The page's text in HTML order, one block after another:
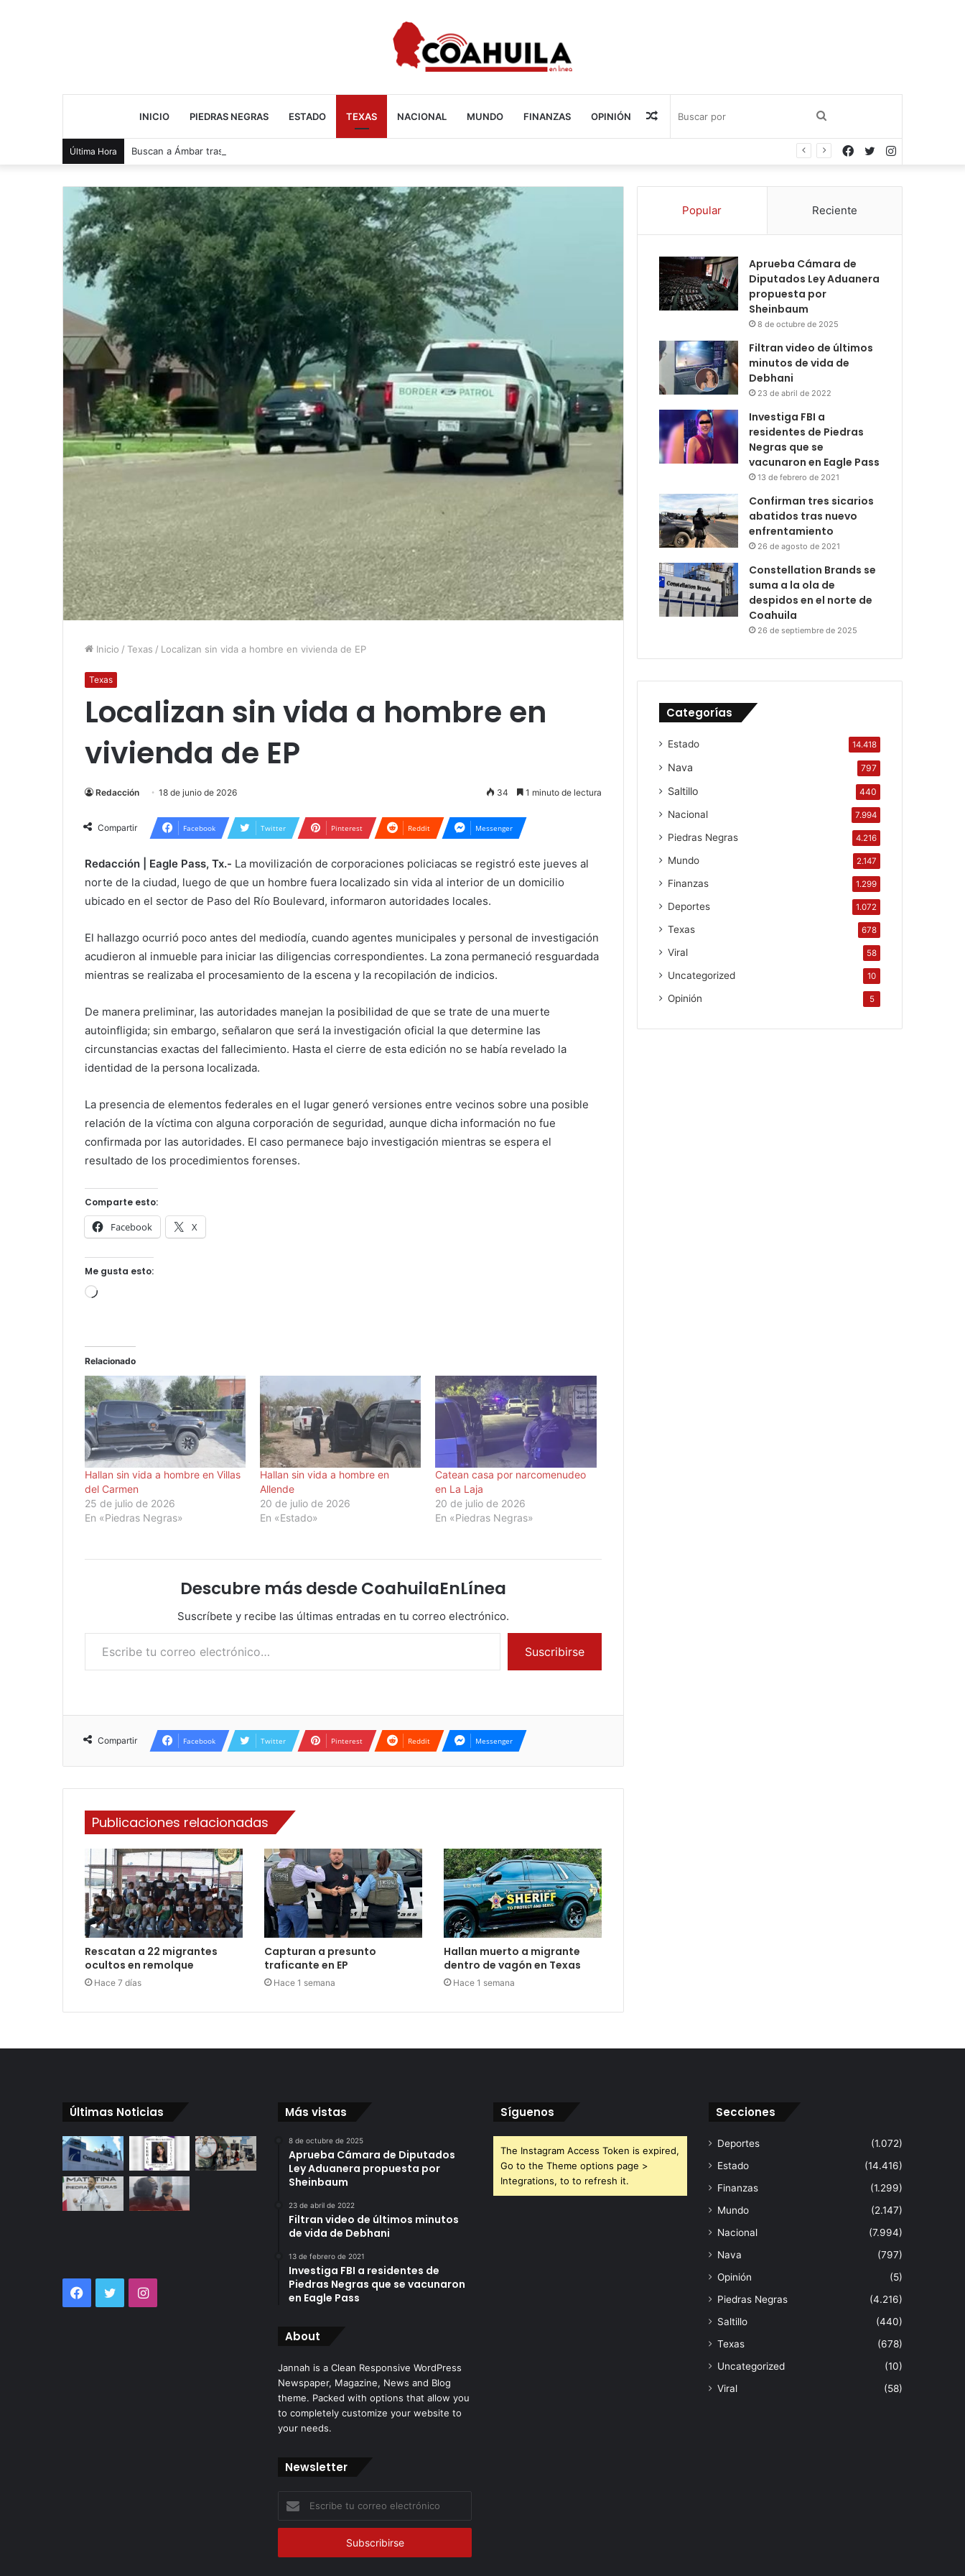
INICIO PIEDRAS NEGRAS ESTADO TEXAS NACIONAL MUNDO FINANZAS OPINIÓN
por
Publicación
Última Hora Buscan a Ámbar tras salir de casa Instagram
Twitter
Facebook
Inicio / Texas / Localizan sin vida a hombre en vivienda de EP
Texas
Localizan sin vida a hombre en
vivienda de EP
Redacción 18 de junio de 2026 34 1 minuto de lectura
Compartir Facebook Twitter Pinterest Reddit Messenger
Redacción | Eagle Pass, Tx.- La movilización de corporaciones policiacas se registró este jueves al
norte de la ciudad, luego de que un hombre fuera localizado sin vida al interior de un domicilio
ubicado en el sector de Paso del Río Boulevard, informaron autoridades locales.
El hallazgo ocurrió poco antes del mediodía, cuando agentes municipales y personal de investigación
acudieron al inmueble para iniciar las diligencias correspondientes. La zona permaneció resguardada
mientras se realizaba el procesamiento de la escena y la recopilación de indicios.
De manera preliminar, las autoridades manejan la posibilidad de que se trate de una muerte
autoinfligida; sin embargo, señalaron que será la investigación oficial la que determine las
circunstancias exactas del fallecimiento. Hasta el cierre de esta edición no se había revelado la
identidad de la persona localizada.
La presencia de elementos federales en el lugar generó versiones entre vecinos sobre una posible
relación de la víctima con alguna corporación de seguridad, aunque dicha información no fue
confirmada por las autoridades. El caso permanece bajo investigación mientras se espera el
resultado de los procedimientos forenses.
Comparte esto:
Facebook X
Me gusta esto:
Cargando...
Relacionado
Hallan sin vida a hombre en Villas
del Carmen
25 de julio de 2026
En «Piedras Negras»
Hallan sin vida a hombre en
Allende
20 de julio de 2026
En «Estado»
Catean casa por narcomenudeo
en La Laja
20 de julio de 2026
En «Piedras Negras»
Descubre más desde CoahuilaEnLínea
Suscríbete y recibe las últimas entradas en tu correo electrónico.
Escribe tu correo electrónico…
Suscribirse
Compartir Facebook Twitter Pinterest Reddit Messenger
Publicaciones relacionadas
Rescatan a 22 migrantes
ocultos en remolque
Hace 7 días
Capturan a presunto
traficante en EP
Hace 1 semana
Hallan muerto a migrante
dentro de vagón en Texas
Hace 1 semana
Popular Reciente
Aprueba Cámara de
Diputados Ley Aduanera
propuesta por
Sheinbaum
8 de octubre de 2025
Filtran video de últimos
minutos de vida de
Debhani
23 de abril de 2022
Investiga FBI a
residentes de Piedras
Negras que se
vacunaron en Eagle Pass
13 de febrero de 2021
Confirman tres sicarios
abatidos tras nuevo
enfrentamiento
26 de agosto de 2021
Constellation Brands se
suma a la ola de
despidos en el norte de
Coahuila
26 de septiembre de 2025
Categorías
Estado 14.418
Nava 797
Saltillo 440
Nacional 7.994
Piedras Negras 4.216
Mundo 2.147
Finanzas 1.299
Deportes 1.072
Texas 678
Viral 58
Uncategorized 10
Opinión 5
Últimas Noticias
Facebook
TwitterInstagram
Más vistas
8 de octubre de 2025
Aprueba Cámara de Diputados
Ley Aduanera propuesta por
Sheinbaum
23 de abril de 2022
Filtran video de últimos minutos
de vida de Debhani
13 de febrero de 2021
Investiga FBI a residentes de
Piedras Negras que se vacunaron
en Eagle Pass
About
Jannah is a Clean Responsive WordPress
Newspaper, Magazine, News and Blog
theme. Packed with options that allow you
to completely customize your website to
your needs.
Newsletter
correo
Síguenos
The Instagram Access Token is expired,
Go to the Theme options page >
Integrations, to to refresh it.
Secciones
Deportes
(1.072)
Estado
(14.416)
Finanzas
(1.299)
Mundo
(2.147)
Nacional
(7.994)
Nava
(797)
Opinión
(5)
Piedras Negras
(4.216)
Saltillo
(440)
Texas
(678)
Uncategorized
(10)
Viral
(58)